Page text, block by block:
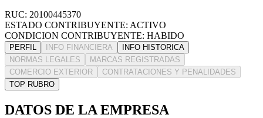
RUC: 20100445370
ESTADO CONTRIBUYENTE: ACTIVO
CONDICION CONTRIBUYENTE: HABIDO
PERFIL INFO FINANCIERA
INFO HISTORICA
NORMAS LEGALES
MARCAS REGISTRADAS
COMERCIO EXTERIOR
CONTRATACIONES Y PENALIDADES
TOP RUBRO
DATOS DE LA EMPRESA